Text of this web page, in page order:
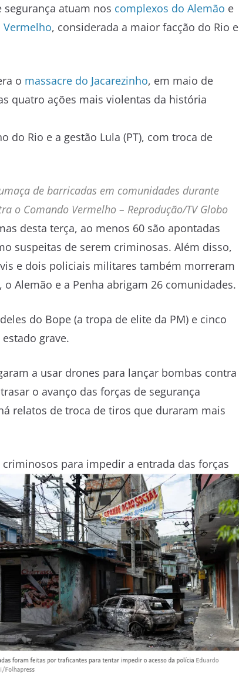
segurança atuam nos complexos do Alemão e
Vermelho, considerada a maior facção do Rio e
o massacre do Jacarezinho, em maio de
quatro ações mais violentas da história
do Rio e a gestão Lula (PT), com troca de
de barricadas em comunidades durante
o Comando Vermelho – Reprodução/TV Globo
desta terça, ao menos 60 são apontadas
suspeitas de serem criminosas. Além disso,
e dois policiais militares também morreram
o Alemão e a Penha abrigam 26 comunidades.
do Bope (a tropa de elite da PM) e cinco
grave.
a usar drones para lançar bombas contra
o avanço das forças de segurança
relatos de troca de tiros que duraram mais
para impedir a entrada das forças